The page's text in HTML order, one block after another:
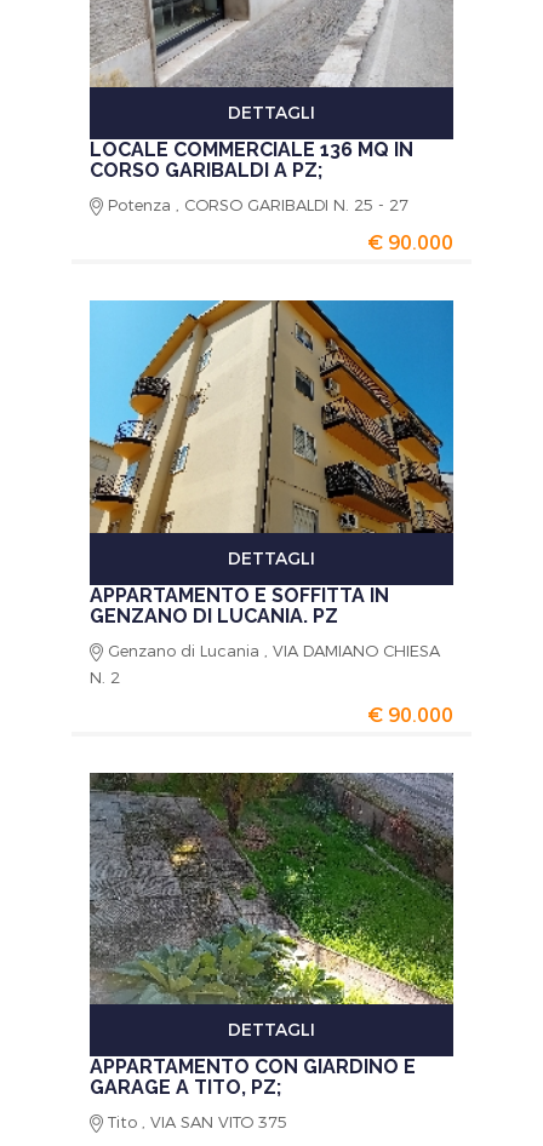
DETTAGLI
LOCALE COMMERCIALE 136 MQ IN
CORSO GARIBALDI A PZ;
Potenza , CORSO GARIBALDI N. 25 - 27
€ 90.000
DETTAGLI
APPARTAMENTO E SOFFITTA IN
GENZANO DI LUCANIA. PZ
Genzano di Lucania , VIA DAMIANO CHIESA
N. 2
€ 90.000
DETTAGLI
APPARTAMENTO CON GIARDINO E
GARAGE A TITO, PZ;
Tito , VIA SAN VITO 375